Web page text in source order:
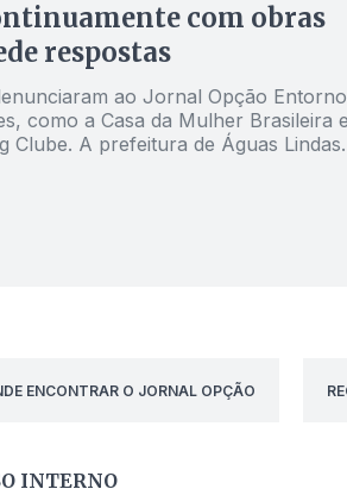
com obras
respostas
ao Jornal Opção
como a Casa da Mulher Brasileira
Clube. A prefeitura de Águas Lindas
ENCONTRAR O JORNAL OPÇÃO
INTERNO